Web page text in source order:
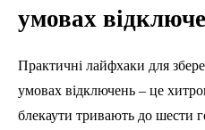
умовах
Практичні лайфхаки для
умовах відключень – це
блекаути тривають до шести